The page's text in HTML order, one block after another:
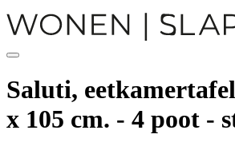
Saluti,
x 105 cm. - 4 poot -